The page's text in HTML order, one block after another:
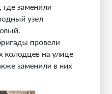
заменили
узел
провели
колодцев на улице
заменили в них